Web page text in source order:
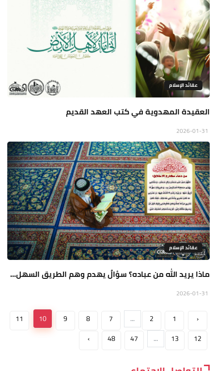
عقائد الإسلام
العقيدة المهدوية في كتب العهد القديم
عقائد الإسلام
ماذا يريد الله من عباده؟ سؤالٌ يهدم وهم الطريق السهل...
‹
1
2
...
7
8
9
10
11
12
13
...
47
48
›